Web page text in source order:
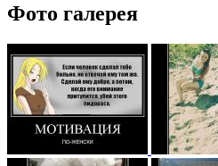
Фото галерея